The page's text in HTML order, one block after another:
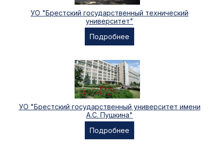
УО "Брестский государственный технический
университет"
Подробнее
УО "Брестский государственный университет имени
А.С. Пушкина"
Подробнее